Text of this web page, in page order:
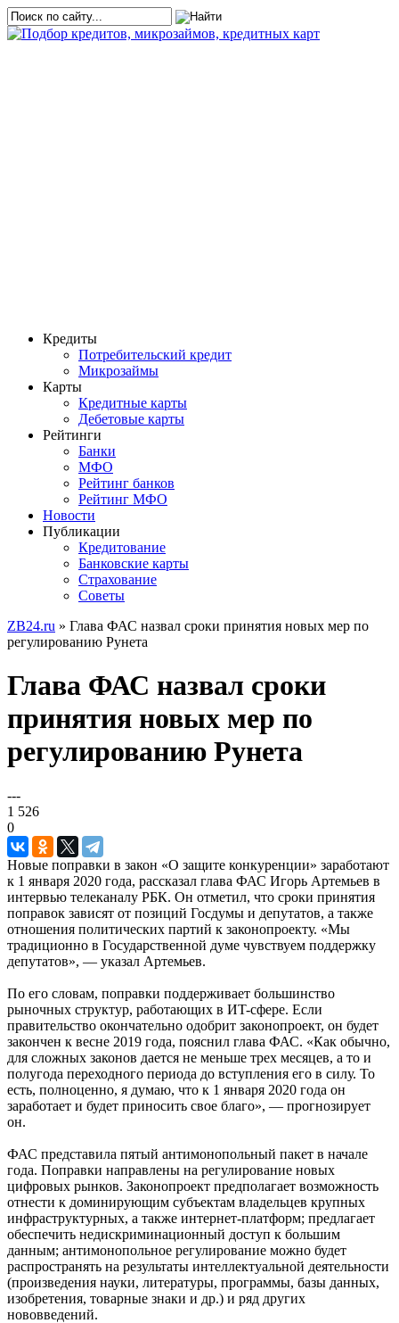
Кредиты
Потребительский кредит
Микрозаймы
Карты
Кредитные карты
Дебетовые карты
Рейтинги
Банки
МФО
Рейтинг банков
Рейтинг МФО
Новости
Публикации
Кредитование
Банковские карты
Страхование
Советы
ZB24.ru » Глава ФАС назвал сроки принятия новых мер по
регулированию Рунета
Глава ФАС назвал сроки
принятия новых мер по
регулированию Рунета
---
1 526
0
Новые поправки в закон «О защите конкуренции» заработают
к 1 января 2020 года, рассказал глава ФАС Игорь Артемьев в
интервью телеканалу РБК. Он отметил, что сроки принятия
поправок зависят от позиций Госдумы и депутатов, а также
отношения политических партий к законопроекту. «Мы
традиционно в Государственной думе чувствуем поддержку
депутатов», — указал Артемьев.
По его словам, поправки поддерживает большинство
рыночных структур, работающих в ИT-сфере. Если
правительство окончательно одобрит законопроект, он будет
закончен к весне 2019 года, пояснил глава ФАС. «Как обычно,
для сложных законов дается не меньше трех месяцев, а то и
полугода переходного периода до вступления его в силу. То
есть, полноценно, я думаю, что к 1 января 2020 года он
заработает и будет приносить свое благо», — прогнозирует
он.
ФАС представила пятый антимонопольный пакет в начале
года. Поправки направлены на регулирование новых
цифровых рынков. Законопроект предполагает возможность
отнести к доминирующим субъектам владельцев крупных
инфраструктурных, а также интернет-платформ; предлагает
обеспечить недискриминационный доступ к большим
данным; антимонопольное регулирование можно будет
распространять на результаты интеллектуальной деятельности
(произведения науки, литературы, программы, базы данных,
изобретения, товарные знаки и др.) и ряд других
нововведений.